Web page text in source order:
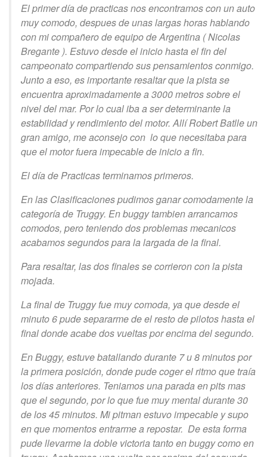
El primer día de practicas nos encontramos con un auto
muy comodo, despues de unas largas horas hablando
con mi compañero de equipo de Argentina ( Nicolas
Bregante ). Estuvo desde el inicio hasta el fin del
campeonato compartiendo sus pensamientos conmigo.
Junto a eso, es importante resaltar que la pista se
encuentra aproximadamente a 3000 metros sobre el
nivel del mar. Por lo cual iba a ser determinante la
estabilidad y rendimiento del motor. Allí Robert Batlle un
gran amigo, me aconsejo con lo que necesitaba para
que el motor fuera impecable de inicio a fin.
El día de Practicas terminamos primeros.
En las Clasificaciones pudimos ganar comodamente la
categoría de Truggy. En buggy tambien arrancamos
comodos, pero teniendo dos problemas mecanicos
acabamos segundos para la largada de la final.
Para resaltar, las dos finales se corrieron con la pista
mojada.
La final de Truggy fue muy comoda, ya que desde el
minuto 6 pude separarme de el resto de pilotos hasta el
final donde acabe dos vueltas por encima del segundo.
En Buggy, estuve batallando durante 7 u 8 minutos por
la primera posición, donde pude coger el ritmo que traía
los días anteriores. Teniamos una parada en pits mas
que el segundo, por lo que fue muy mental durante 30
de los 45 minutos. Mi pitman estuvo impecable y supo
en que momentos entrarme a repostar. De esta forma
pude llevarme la doble victoria tanto en buggy como en